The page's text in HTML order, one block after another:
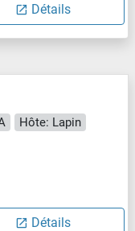
Détails
Hôte: Lapin
Détails